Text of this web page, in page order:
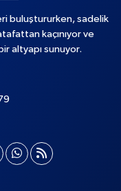
buluştururken, sadelik
kaçınıyor ve
altyapı sunuyor.